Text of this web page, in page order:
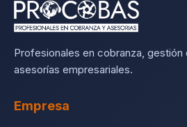
Profesionales en cobranza, gestión
asesorías empresariales.
Empresa